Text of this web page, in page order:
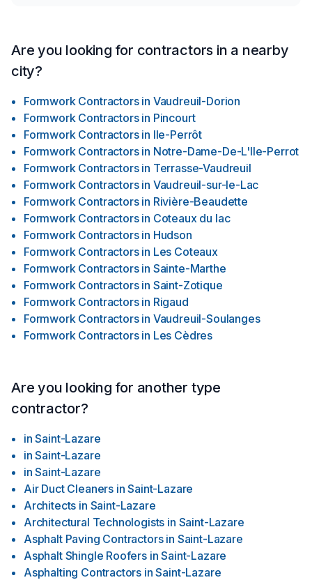
Are you looking for contractors in a nearby
city?
Formwork Contractors in Vaudreuil-Dorion
Formwork Contractors in Pincourt
Formwork Contractors in Ile-Perrôt
Formwork Contractors in Notre-Dame-De-L'Ile-Perrot
Formwork Contractors in Terrasse-Vaudreuil
Formwork Contractors in Vaudreuil-sur-le-Lac
Formwork Contractors in Rivière-Beaudette
Formwork Contractors in Coteaux du lac
Formwork Contractors in Hudson
Formwork Contractors in Les Coteaux
Formwork Contractors in Sainte-Marthe
Formwork Contractors in Saint-Zotique
Formwork Contractors in Rigaud
Formwork Contractors in Vaudreuil-Soulanges
Formwork Contractors in Les Cèdres
Are you looking for another type
contractor?
in Saint-Lazare
in Saint-Lazare
in Saint-Lazare
Air Duct Cleaners in Saint-Lazare
Architects in Saint-Lazare
Architectural Technologists in Saint-Lazare
Asphalt Paving Contractors in Saint-Lazare
Asphalt Shingle Roofers in Saint-Lazare
Asphalting Contractors in Saint-Lazare